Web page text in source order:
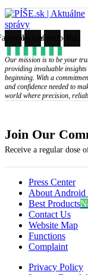
TwitterYoutube
Our mission is to be your
providing invaluable
beginning. With a
and confidence needed to
world where precision,
Join Our
Receive a regular dose
Press Center
About Android
Best Products
Contact Us
Website Map
Functions
Complaint
Privacy Policy